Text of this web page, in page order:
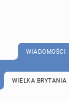
WIADOMOŚCI
WIELKA BRYTANIA